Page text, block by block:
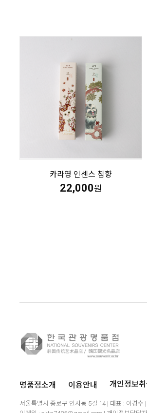
카라영 인센스 침향
22,000원
명품점소개 이용안내 개인정보
서울특별시 종로구 인사동 5길 14 | 대표 : 이경